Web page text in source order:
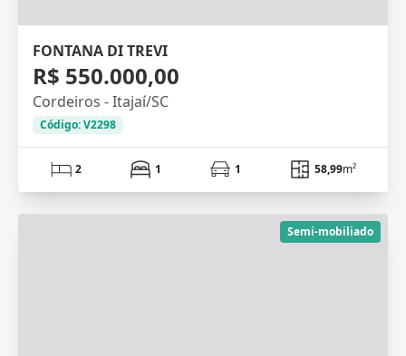
FONTANA DI TREVI
R$ 550.000,00
Cordeiros - Itajaí/SC
Código: V2298
2 1 1 58,99m²
Semi-mobiliado